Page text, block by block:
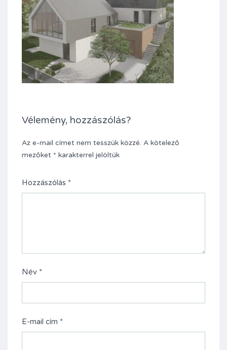
Vélemény, hozzászólás?
Az e-mail címet nem tesszük közzé. A kötelező
mezőket * karakterrel jelöltük
Hozzászólás *
Név *
E-mail cím *